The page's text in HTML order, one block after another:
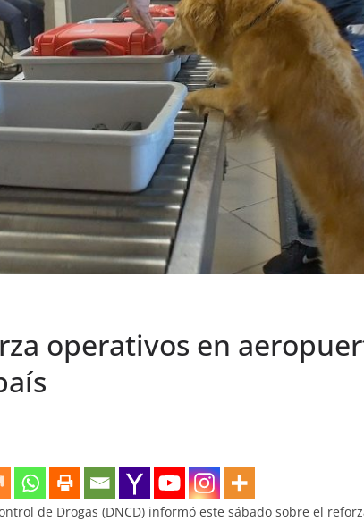
operativos en
de Drogas (DNCD) informó este sábado sobre el